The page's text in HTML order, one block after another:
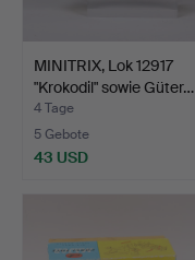
MINITRIX, Lok 12917
"Krokodil" sowie Güter…
4 Tage
5 Gebote
43 USD